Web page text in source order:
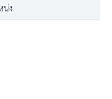
ง